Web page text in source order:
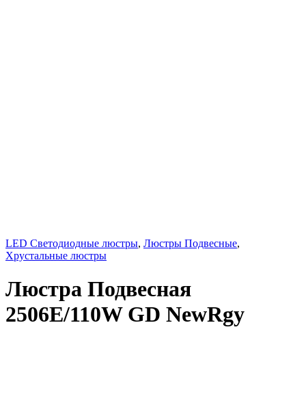
LED Светодиодные люстры, Люстры Подвесные,
Хрустальные люстры
Люстра Подвесная
2506E/110W GD NewRgy